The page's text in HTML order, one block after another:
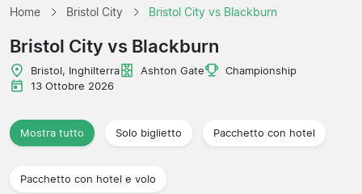
Home Bristol City Bristol City vs Blackburn
Bristol City vs Blackburn
Bristol, Inghilterra Ashton Gate
Championship
13 Ottobre 2026
Mostra tutto Solo biglietto Pacchetto con hotel
Pacchetto con hotel e volo